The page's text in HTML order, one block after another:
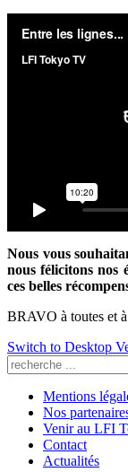
Nous vous
nous félicitons nos
ces belles
BRAVO à toutes et
Switch to Desktop
Mentions
Nos
Venir au LFI
Contact
Actualités